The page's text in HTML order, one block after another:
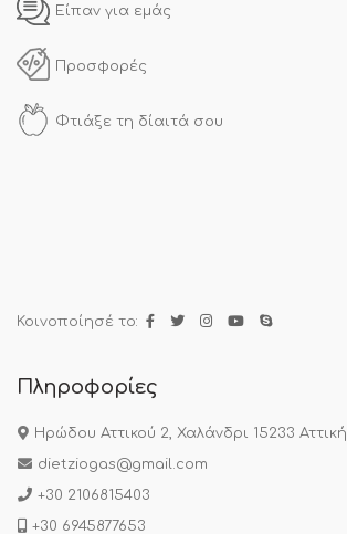
Είπαν για εμάς
Προσφορές
Φτιάξε τη δίαιτά σου
Κοινοποίησέ το:
Πληροφορίες
Ηρώδου Αττικού 2, Χαλάνδρι 15233 Αττική
dietziogas@gmail.com
+30 2106815403
+30 6945877653